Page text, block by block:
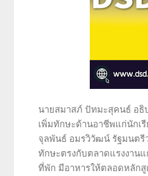
นายสมาสภ์ ปัทมะสุคนธ์ อธิ
เพิ่มทักษะด้านอาชีพแก่นักเ
จุลพันธ์ อมรวิวัฒน์ รัฐมนตรีว่
ทักษะตรงกับตลาดแรงงาน
ที่พัก มีอาหารให้ตลอดหลักสู